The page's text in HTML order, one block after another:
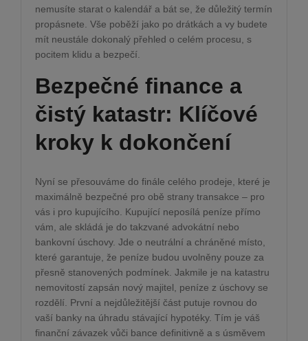
nemusíte starat o kalendář a bát se, že důležitý termín
propásnete. Vše poběží jako po drátkách a vy budete
mít neustále dokonalý přehled o celém procesu, s
pocitem klidu a bezpečí.
Bezpečné finance a
čistý katastr: Klíčové
kroky k dokončení
Nyní se přesouváme do finále celého prodeje, které je
maximálně bezpečné pro obě strany transakce – pro
vás i pro kupujícího. Kupující neposílá peníze přímo
vám, ale skládá je do takzvané advokátní nebo
bankovní úschovy. Jde o neutrální a chráněné místo,
které garantuje, že peníze budou uvolněny pouze za
přesně stanovených podmínek. Jakmile je na katastru
nemovitostí zapsán nový majitel, peníze z úschovy se
rozdělí. První a nejdůležitější část putuje rovnou do
vaší banky na úhradu stávající hypotéky. Tím je váš
finanční závazek vůči bance definitivně a s úsměvem